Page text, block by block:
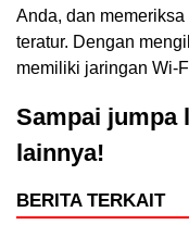
Anda, dan
teratur. Dengan
memiliki jaringan Wi-
Sampai jumpa
lainnya!
BERITA TERKAIT